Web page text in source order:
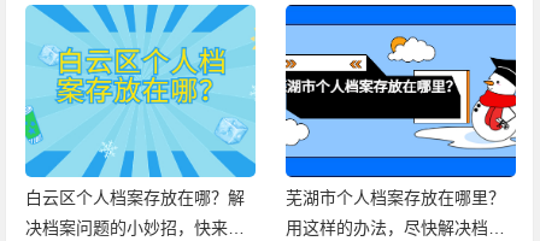
白云区个人档案存放在哪？解
决档案问题的小妙招，快来查
芜湖市个人档案存放在哪里？
用这样的办法，尽快解决档案